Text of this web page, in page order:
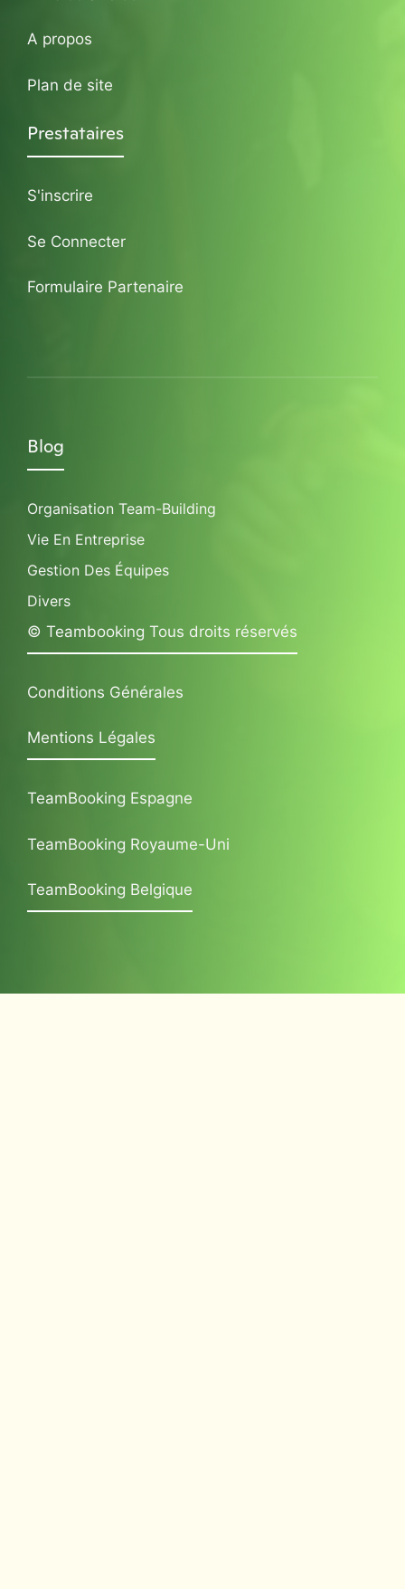
A propos
Plan de site
Prestataires
S'inscrire
Se Connecter
Formulaire Partenaire
Blog
Organisation Team-Building
Vie En Entreprise
Gestion Des Équipes
Divers
© Teambooking Tous droits réservés
Conditions Générales
Mentions Légales
TeamBooking Espagne
TeamBooking Royaume-Uni
TeamBooking Belgique